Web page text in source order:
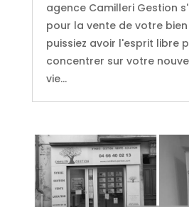
agence Camilleri Gestion
pour la vente de votre
puissiez avoir l'esprit libre
concentrer sur votre
vie...